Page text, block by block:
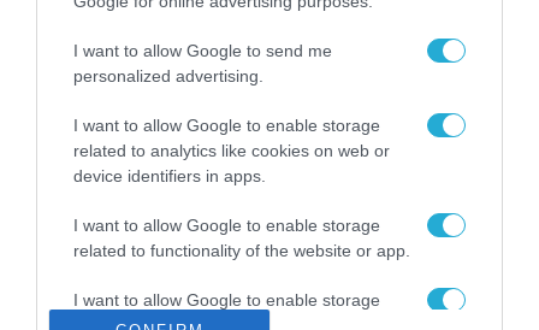
I want to allow Google to send me
personalized advertising.
I want to allow Google to enable storage
related to analytics like cookies on web or
device identifiers in apps.
I want to allow Google to enable storage
related to functionality of the website or app.
I want to allow Google to enable storage
related to personalization.
για τα πρόστιμα σε
αφορούν τους ΦΗΜ
Σ. Καλαφάτης: «Η
Τεχνητή Νοημοσύνη
δεν είναι απλώς μια
μια νέα βιομηχανική
επανάσταση»
Νέος οδηγός του ΕΚΤ
των ελληνικών